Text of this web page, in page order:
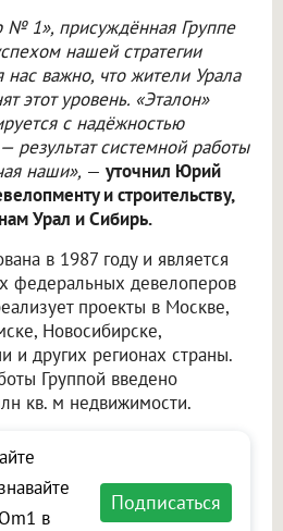
1», присуждённая Группе
нашей стратегии
нас важно, что жители Урала
этот уровень. «Эталон»
с надёжностью
результат системной работы
наши», — уточнил Юрий
и строительству,
Урал и Сибирь.
в 1987 году и является
федеральных девелоперов
проекты в Москве,
Новосибирске,
и других регионах страны.
Группой введено
кв. м недвижимости.
в
Подписаться